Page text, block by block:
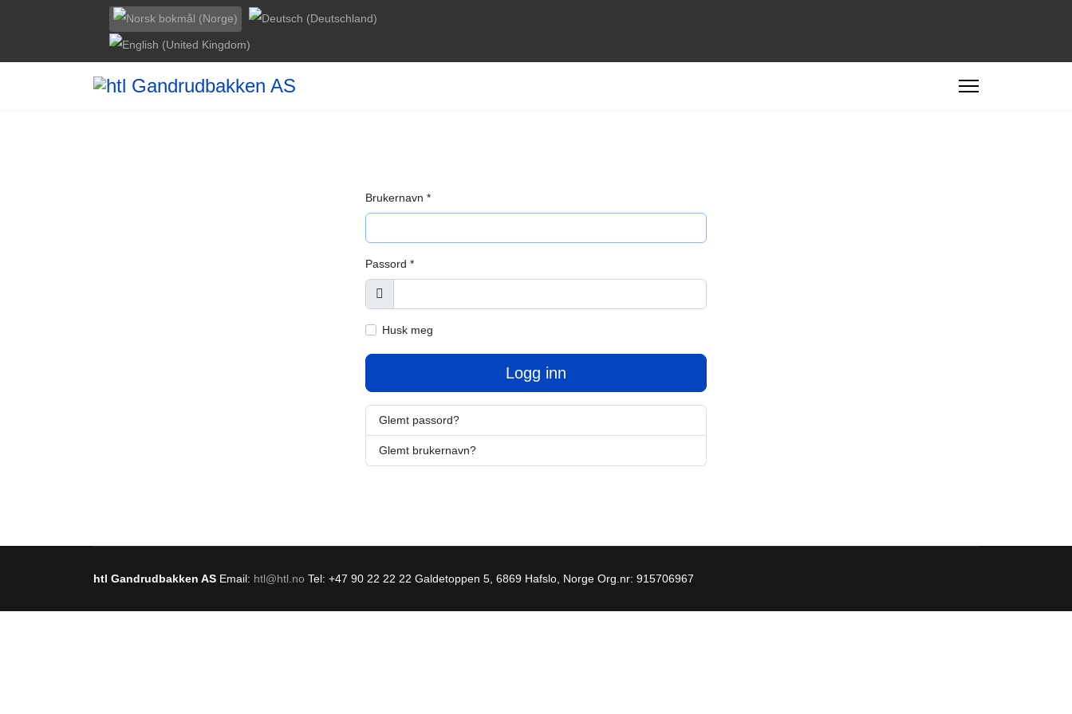
Brukernavn *
Passord *
Vis
Husk meg
Logg inn
Glemt passord?
Glemt brukernavn?
htl Gandrudbakken AS Email: htl@htl.no Tel: +47 90 22 22 22 Galdetoppen 5, 6869 Hafslo, Norge Org.nr: 915706967